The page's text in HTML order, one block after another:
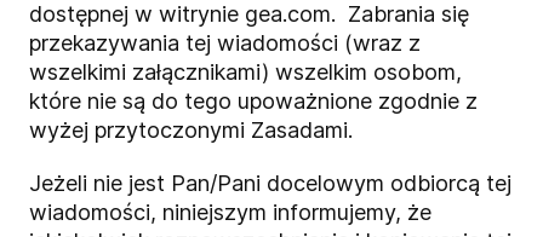
dostępnej w witrynie gea.com. Zabrania się
przekazywania tej wiadomości (wraz z
wszelkimi załącznikami) wszelkim osobom,
które nie są do tego upoważnione zgodnie z
wyżej przytoczonymi Zasadami.
Jeżeli nie jest Pan/Pani docelowym odbiorcą tej
wiadomości, niniejszym informujemy, że